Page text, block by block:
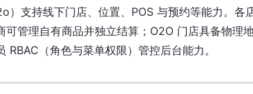
）支持线下门店、位置、POS 与预约等能力。各
可管理自有商品并独立结算；O2O 门店具备物理
RBAC（角色与菜单权限）管控后台能力。